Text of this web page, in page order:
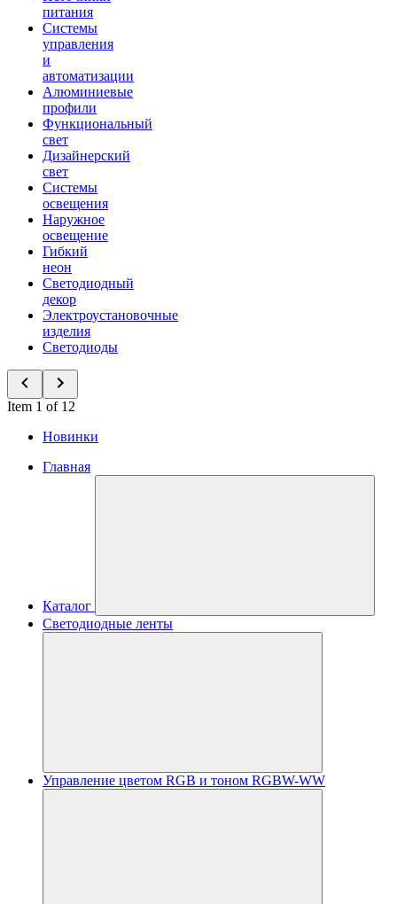
питания
Системы
управления
и
автоматизации
Алюминиевые
профили
Функциональный
свет
Дизайнерский
свет
Системы
освещения
Наружное
освещение
Гибкий
неон
Светодиодный
декор
Электроустановочные
изделия
Светодиоды
Item 1 of 12
Новинки
Главная
Каталог
Светодиодные ленты
Управление цветом RGB и тоном RGBW-WW